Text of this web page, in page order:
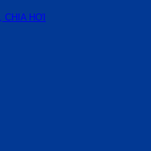
CHIA HƠI